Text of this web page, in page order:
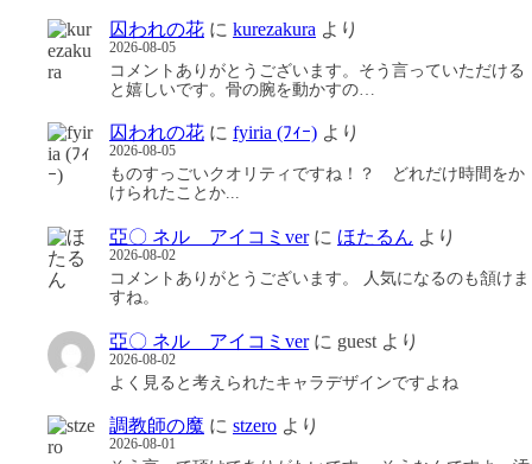
囚われの花 に kurezakura より
2026-08-05
コメントありがとうございます。そう言っていただける
と嬉しいです。骨の腕を動かすの…
囚われの花 に fyiria (ﾌｨｰ) より
2026-08-05
ものすっごいクオリティですね！？ どれだけ時間をか
けられたことか...
亞〇 ネル アイコミverに ほたるん より
2026-08-02
コメントありがとうございます。 人気になるのも頷けま
すね。
亞〇 ネル アイコミverに guest より
2026-08-02
よく見ると考えられたキャラデザインですよね
調教師の魔 に stzero より
2026-08-01